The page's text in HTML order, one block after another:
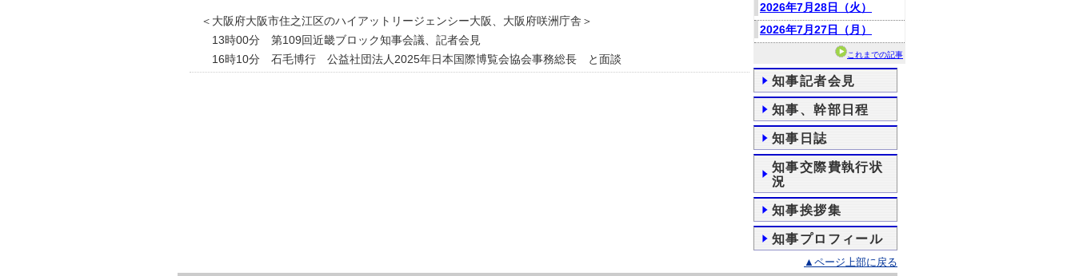
＜大阪府大阪市住之江区のハイアットリージェンシー大阪、大阪府咲洲庁舎＞
13時00分 第109回近畿ブロック知事会議、記者会見
16時10分 石毛博行 公益社団法人2025年日本国際博覧会協会事務総長 と面談
2026年7月28日（火）
2026年7月27日（月）
これまでの記事
知事記者会見
知事、幹部日程
知事日誌
知事交際費執行状
況
知事挨拶集
知事プロフィール
▲ページ上部に戻る